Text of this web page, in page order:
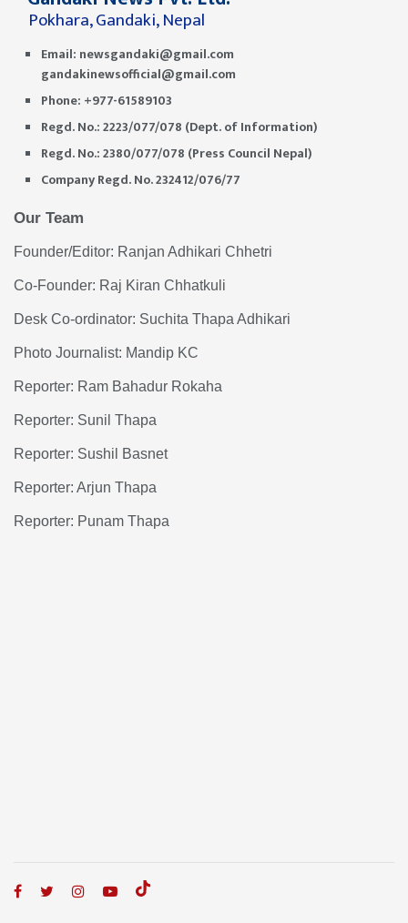
Pokhara, Gandaki, Nepal
Email: newsgandaki@gmail.com
gandakinewsofficial@gmail.com
Phone: +977-61589103
Regd. No.: 2223/077/078 (Dept. of Information)
Regd. No.: 2380/077/078 (Press Council Nepal)
Company Regd. No. 232412/076/77
Our Team
Founder/Editor: Ranjan Adhikari Chhetri
Co-Founder: Raj Kiran Chhatkuli
Desk Co-ordinator: Suchita Thapa Adhikari
Photo Journalist: Mandip KC
Reporter: Ram Bahadur Rokaha
Reporter: Sunil Thapa
Reporter: Sushil Basnet
Reporter: Arjun Thapa
Reporter: Punam Thapa